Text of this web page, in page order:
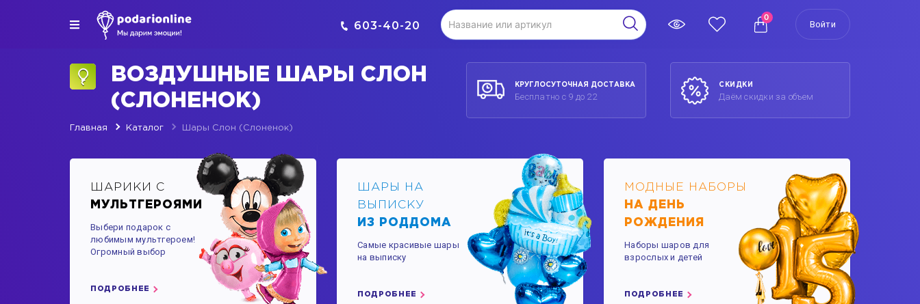
603-40-20
0
Войти
ВОЗДУШНЫЕ ШАРЫ СЛОН
(СЛОНЕНОК)
Главная Каталог Шары Слон (Слоненок)
КРУГЛОСУТОЧНАЯ ДОСТАВКА
Бесплатно с 9 до 22
СКИДКИ
Даём скидки за объем
ШАРИКИ С
МУЛЬТГЕРОЯМИ
Выбери подарок с
любимым мультгероем!
Огромный выбор
ПОДРОБНЕЕ
ШАРЫ НА
ВЫПИСКУ
ИЗ РОДДОМА
Самые красивые шары
на выписку
ПОДРОБНЕЕ
МОДНЫЕ НАБОРЫ
НА ДЕНЬ
РОЖДЕНИЯ
Наборы шаров для
взрослых и детей
ПОДРОБНЕЕ